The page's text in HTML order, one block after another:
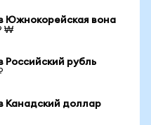
Южнокорейская вона
₩
Российский рубль
Канадский доллар